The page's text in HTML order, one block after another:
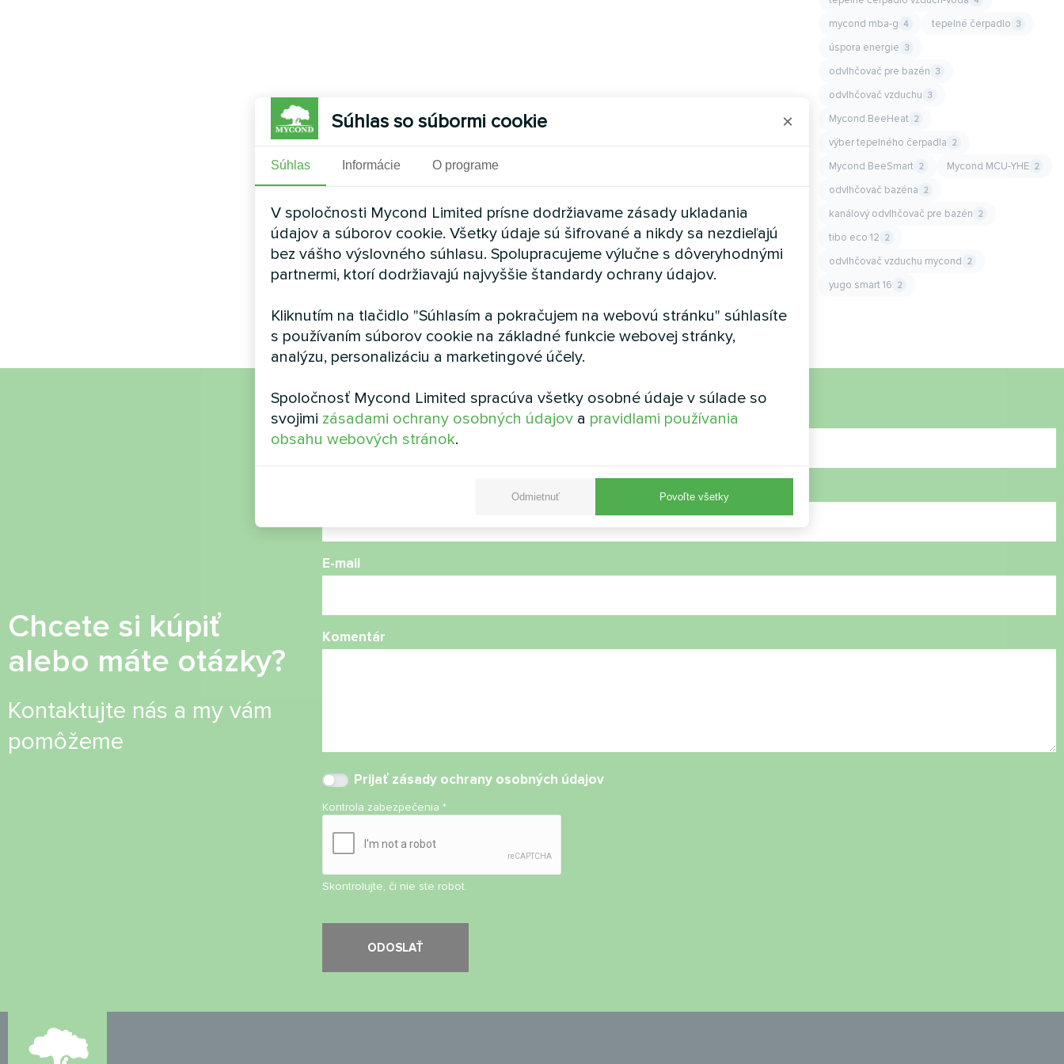
mycond mba-g 4 tepelné čerpadlo 3
úspora energie 3
odvlhčovač pre bazén 3
odvlhčovač vzduchu 3
Mycond BeeHeat 2
výber tepelného čerpadla 2
Mycond BeeSmart 2 Mycond MCU-YHE 2
odvlhčovač bazéna 2
kanálový odvlhčovač pre bazén 2
tibo eco 12 2
odvlhčovač vzduchu mycond 2
yugo smart 16 2
Chcete si kúpiť
alebo máte otázky?
Kontaktujte nás a my vám
pomôžeme
Názov
E-mail
Komentár
Prijať zásady ochrany osobných údajov
Kontrola zabezpečenia*
Skontrolujte, či nie ste robot.
Súhlas so súbormi cookie ×
Súhlas Informácie O programe
V spoločnosti Mycond Limited prísne dodržiavame zásady ukladania
údajov a súborov cookie. Všetky údaje sú šifrované a nikdy sa nezdieľajú
bez vášho výslovného súhlasu. Spolupracujeme výlučne s dôveryhodnými
partnermi, ktorí dodržiavajú najvyššie štandardy ochrany údajov.
Kliknutím na tlačidlo "Súhlasím a pokračujem na webovú stránku" súhlasíte
s používaním súborov cookie na základné funkcie webovej stránky,
analýzu, personalizáciu a marketingové účely.
Spoločnosť Mycond Limited spracúva všetky osobné údaje v súlade so
svojimi zásadami ochrany osobných údajov a pravidlami používania
obsahu webových stránok.
Odmietnuť Povoľte všetky